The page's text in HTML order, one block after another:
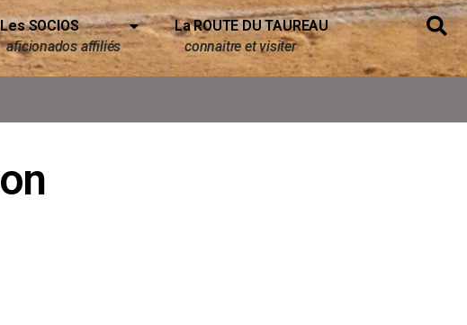
Les SOCIOS
aficionados affiliés
La ROUTE DU TAUREAU
connaitre et visiter